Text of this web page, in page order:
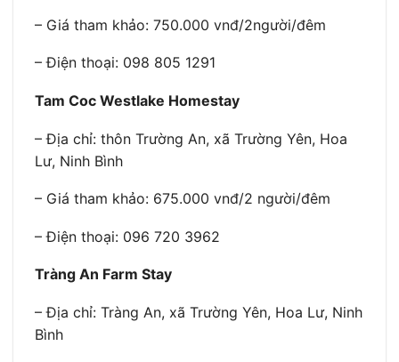
– Giá tham khảo: 750.000 vnđ/2người/đêm
– Điện thoại: 098 805 1291
Tam Coc Westlake Homestay
– Địa chỉ: thôn Trường An, xã Trường Yên, Hoa
Lư, Ninh Bình
– Giá tham khảo: 675.000 vnđ/2 người/đêm
– Điện thoại: 096 720 3962
Tràng An Farm Stay
– Địa chỉ: Tràng An, xã Trường Yên, Hoa Lư, Ninh
Bình